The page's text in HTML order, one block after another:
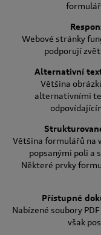
Webové stránky
podporují
Alternativní
Většina
alternativními
Většina formulářů na
popsanými poli a
Některé prvky
Přístupné
Nabízené soubory
však